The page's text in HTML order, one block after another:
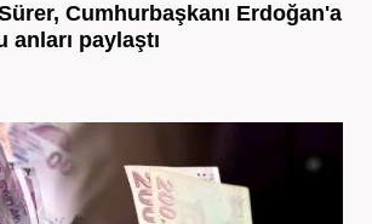
Sürer, Cumhurbaşkanı Erdoğan'a
anları paylaştı